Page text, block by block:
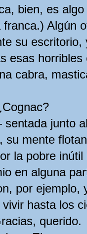
bien, es
Algún
su escritorio,
esas
cabra,
junto
su mente
la pobre inútil
en alguna
por ejemplo,
hasta los
querido.